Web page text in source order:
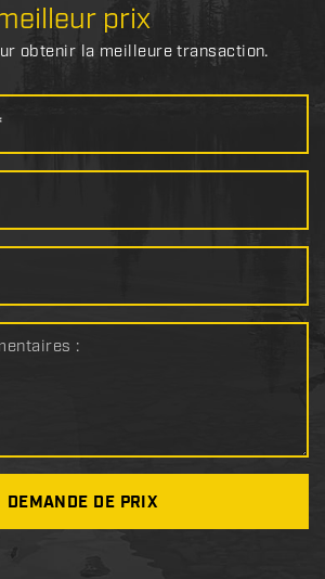
prix
obtenir la meilleure transaction.
:
DEMANDE DE PRIX